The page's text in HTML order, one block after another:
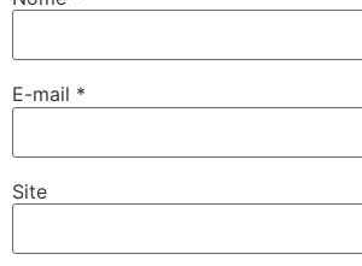
E-mail *
Site